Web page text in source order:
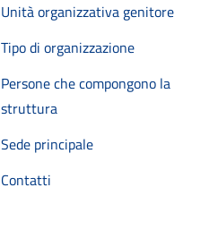
Unità organizzativa genitore
Tipo di organizzazione
Persone che compongono la
struttura
Sede principale
Contatti